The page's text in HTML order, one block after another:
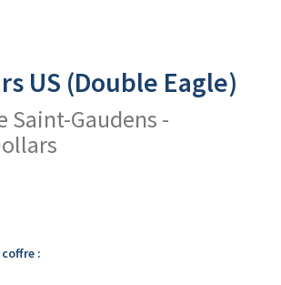
US (Double Eagle)
Saint-Gaudens -
: